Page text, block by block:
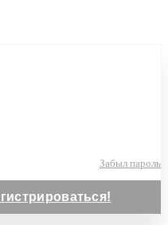
Забыл пароль